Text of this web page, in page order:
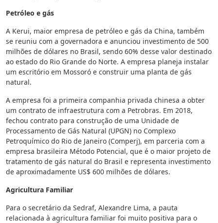
Petróleo e gás
A Kerui, maior empresa de petróleo e gás da China, também
se reuniu com a governadora e anunciou investimento de 500
milhões de dólares no Brasil, sendo 60% desse valor destinado
ao estado do Rio Grande do Norte. A empresa planeja instalar
um escritório em Mossoró e construir uma planta de gás
natural.
A empresa foi a primeira companhia privada chinesa a obter
um contrato de infraestrutura com a Petrobras. Em 2018,
fechou contrato para construção de uma Unidade de
Processamento de Gás Natural (UPGN) no Complexo
Petroquímico do Rio de Janeiro (Comperj), em parceria com a
empresa brasileira Método Potencial, que é o maior projeto de
tratamento de gás natural do Brasil e representa investimento
de aproximadamente US$ 600 milhões de dólares.
Agricultura Familiar
Para o secretário da Sedraf, Alexandre Lima, a pauta
relacionada à agricultura familiar foi muito positiva para o